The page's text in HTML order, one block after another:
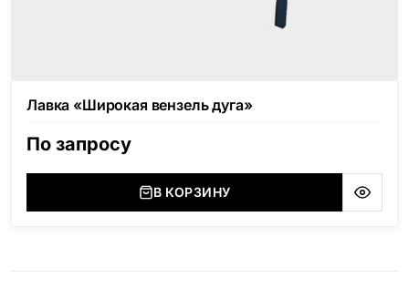
Лавка «Широкая вензель дуга»
По запросу
В КОРЗИНУ